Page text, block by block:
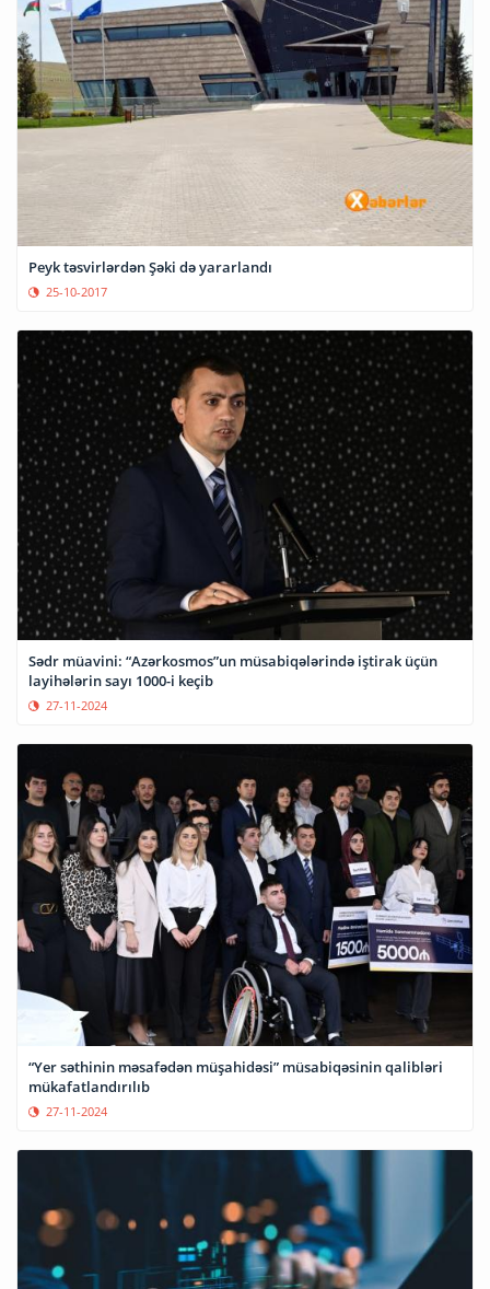
Peyk təsvirlərdən Şəki də yararlandı
25-10-2017
Sədr müavini: “Azərkosmos”un müsabiqələrində iştirak üçün
layihələrin sayı 1000-i keçib
27-11-2024
“Yer səthinin məsafədən müşahidəsi” müsabiqəsinin qalibləri
mükafatlandırılıb
27-11-2024